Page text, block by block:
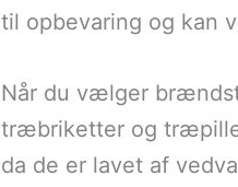
til opbevaring og kan
Når du vælger
træbriketter og
da de er lavet af